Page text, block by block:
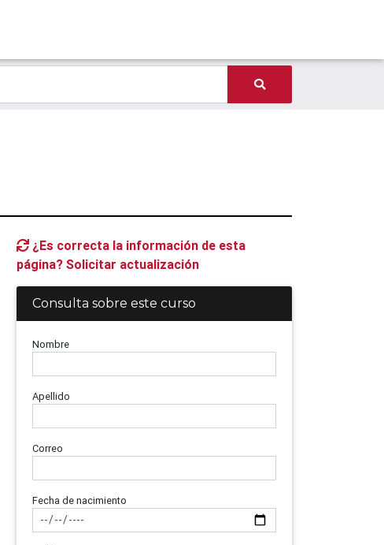
¿Es correcta la información de esta
página? Solicitar actualización
Consulta sobre este curso
Nombre
Apellido
Correo
Fecha de nacimiento